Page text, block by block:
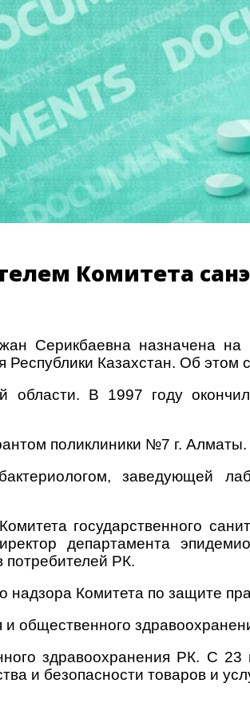
Комитета
Серикбаевна назначена на
Республики Казахстан. Об
В 1997 году
поликлиники №7 г. Алматы.
заведующей
государственного
департамента
потребителей РК.
надзора Комитета по защите
и общественного
здравоохранения РК. С
и безопасности товаров и